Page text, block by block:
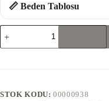
📏 Beden Tablosu
24-
02-
TAŞLI
STOK KODU:00000938